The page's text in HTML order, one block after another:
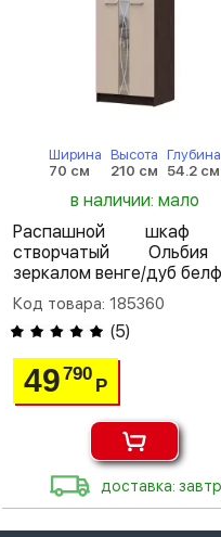
Ширина
70 см
Высота
210 см
Глубина
54.2 см
в наличии: мало
Распашной шкаф
створчатый
зеркалом венге/дуб
Код товара: 185360
(5)
49790
Р
доставка: